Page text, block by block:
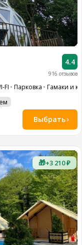
916 отзывов
4.4
FI Парковка Гамаки и
Выбрать
🎁+3 210 ₽